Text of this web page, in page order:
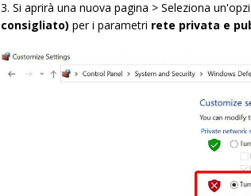
3. Si aprirà una nuova pagina > Seleziona
consigliato) per i parametri rete privata e